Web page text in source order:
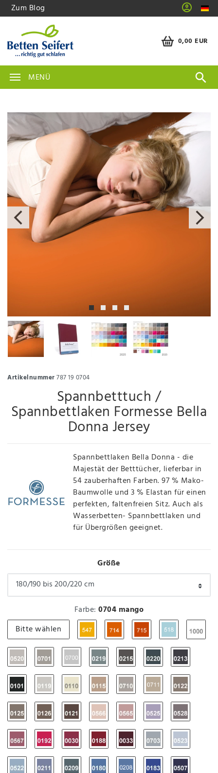
Zum Blog
0,00 EUR
MENÜ
Artikelnummer787 19 0704
Spannbetttuch /
Spannbettlaken Formesse Bella
Donna Jersey
Spannbettlaken Bella Donna - die
Majestät der Betttücher, lieferbar in
54 zauberhaften Farben. 97 % Mako-
Baumwolle und 3 % Elastan für einen
perfekten, faltenfreien Sitz. Auch als
Wasserbetten- Spannbettlaken und
für Übergrößen geeignet.
Größe
Farbe: 0704 mango
Bitte wählen